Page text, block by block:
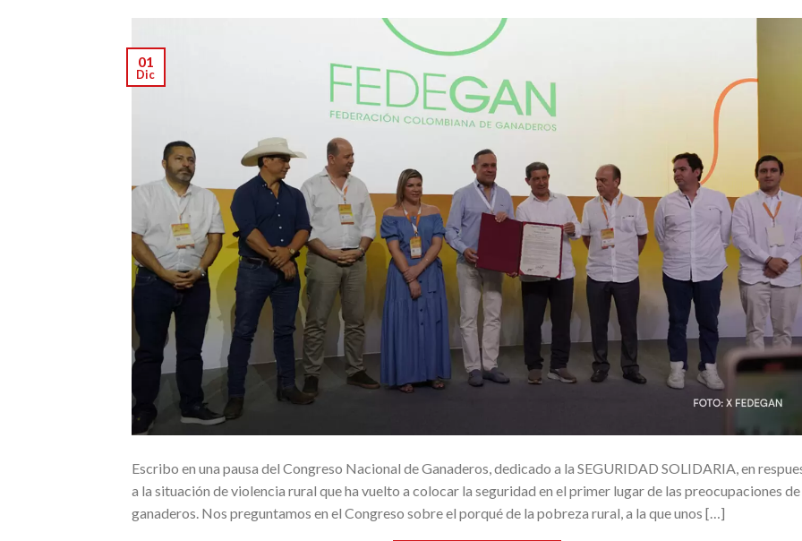
01
Dic
Escribo en una pausa del Congreso Nacional de Ganaderos, dedicado a la SEGURIDAD SOLIDARIA, en
a la situación de violencia rural que ha vuelto a colocar la seguridad en el primer lugar de las preocupaciones
ganaderos. Nos preguntamos en el Congreso sobre el porqué de la pobreza rural, a la que unos […]